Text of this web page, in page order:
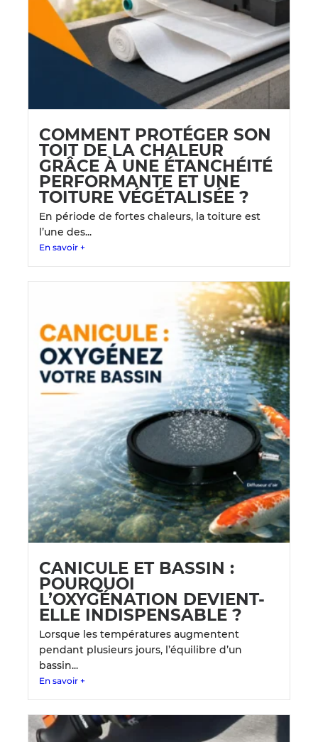
COMMENT PROTÉGER SON
TOIT DE LA CHALEUR
GRÂCE À UNE ÉTANCHÉITÉ
PERFORMANTE ET UNE
TOITURE VÉGÉTALISÉE ?
En période de fortes chaleurs, la toiture est
l’une des...
En savoir +
CANICULE ET BASSIN :
POURQUOI
L’OXYGÉNATION DEVIENT-
ELLE INDISPENSABLE ?
Lorsque les températures augmentent
pendant plusieurs jours, l’équilibre d’un
bassin...
En savoir +